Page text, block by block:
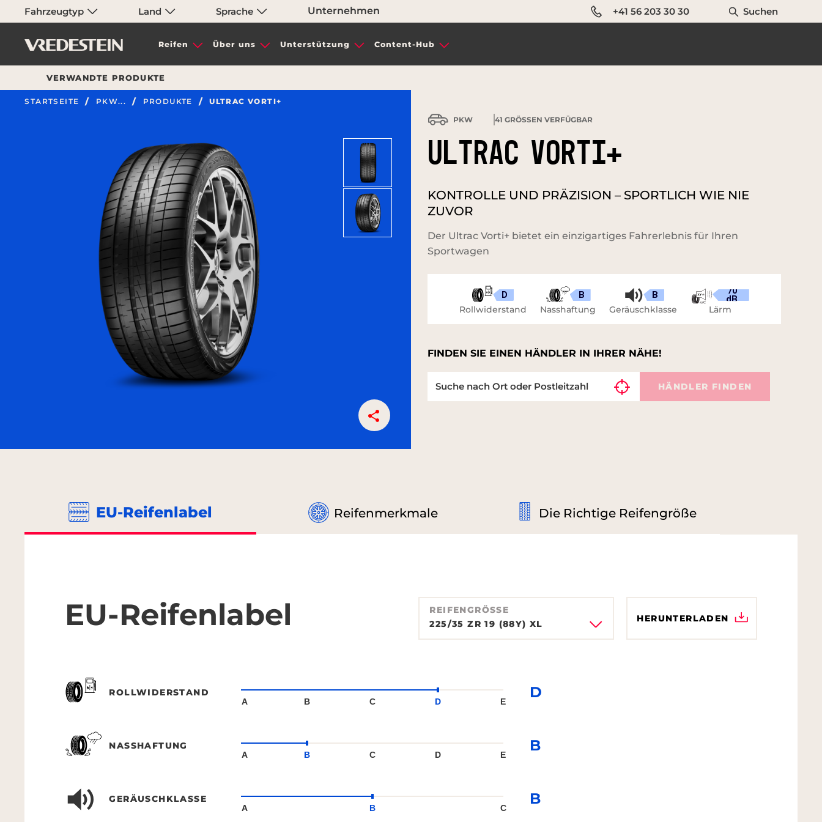
Fahrzeugtyp Land Sprache Unternehmen +41 56 203 30 30 Suchen
Reifen Über uns Unterstützung Content-Hub
VERWANDTE PRODUKTE
STARTSEITE PKW... PRODUKTE ULTRAC VORTI+
PKW 41 GRÖSSEN VERFÜGBAR
ULTRAC VORTI+
KONTROLLE UND PRÄZISION – SPORTLICH WIE NIE
ZUVOR
Der Ultrac Vorti+ bietet ein einzigartiges Fahrerlebnis für Ihren
Sportwagen
D
Rollwiderstand
B
Nasshaftung
B
Geräuschklasse
70
dB
Lärm
FINDEN SIE EINEN HÄNDLER IN IHRER NÄHE!
HÄNDLER FINDEN
EU-Reifenlabel Reifenmerkmale Die Richtige Reifengröße
EU-Reifenlabel
REIFENGRÖSSE
225/35 ZR 19 (88Y) XL
HERUNTERLADEN
ROLLWIDERSTAND
A B C D E
D
NASSHAFTUNG
A B C D E
B
GERÄUSCHKLASSE
A B C
B